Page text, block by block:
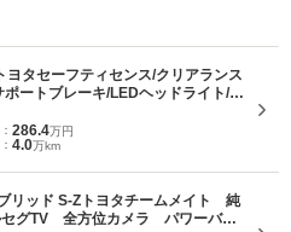
、格納する「ユニバーサルステップ」
Bピラーは、乗り降りを快適にする「ロン
ている。予防安全パッケージ「トヨタセ
された。（2021.12）
ヨタセーフティセンス/クリアランス
ートブレーキ/LEDヘッドライト/オ
スライドドア/スマートキー純正ア
286.4万円
4.0万km
リッド S-Zトヨタチームメイト 純
セグTV 全方位カメラ パワーバッ